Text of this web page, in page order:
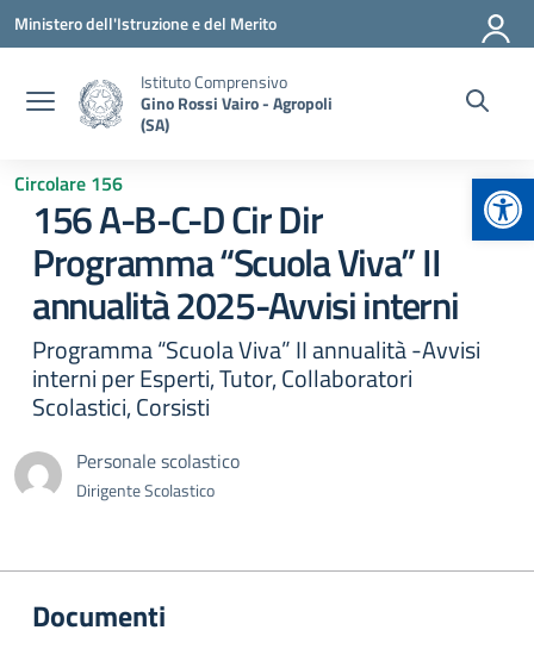
Vai ai contenuti
Vai al menu di navigazione
Vai al footer
Ministero dell'Istruzione e del Merito
Istituto Comprensivo
Gino Rossi Vairo - Agropoli
(SA)
Circolare 156
156 A-B-C-D Cir Dir
Programma “Scuola Viva” II
annualità 2025-Avvisi interni
Programma “Scuola Viva” II annualità -Avvisi
interni per Esperti, Tutor, Collaboratori
Scolastici, Corsisti
Personale scolastico
Dirigente Scolastico
Documenti